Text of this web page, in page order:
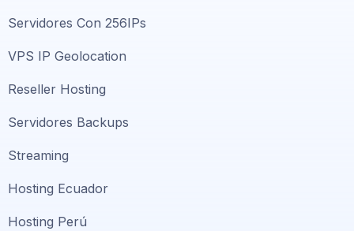
Servidores Con 256IPs
VPS IP Geolocation
Reseller Hosting
Servidores Backups
Streaming
Hosting Ecuador
Hosting Perú